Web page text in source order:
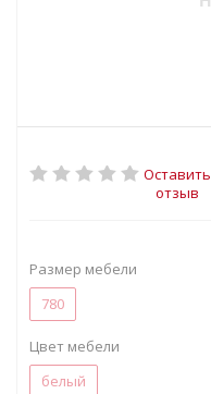
Оставить
отзыв
Размер мебели
780
Цвет мебели
белый